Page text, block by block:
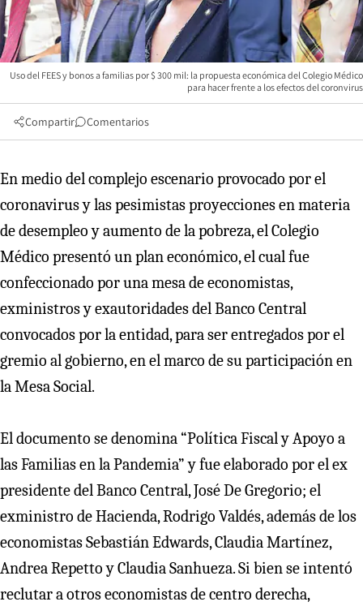
Uso del FEES y bonos a familias por $ 300 mil: la propuesta económica del Colegio Médico
para hacer frente a los efectos del coronvirus
Compartir Comentarios
En medio del complejo escenario provocado por el
coronavirus y las pesimistas proyecciones en materia
de desempleo y aumento de la pobreza, el Colegio
Médico presentó un plan económico, el cual fue
confeccionado por una mesa de economistas,
exministros y exautoridades del Banco Central
convocados por la entidad, para ser entregados por el
gremio al gobierno, en el marco de su participación en
la Mesa Social.
El documento se denomina “Política Fiscal y Apoyo a
las Familias en la Pandemia” y fue elaborado por el ex
presidente del Banco Central, José De Gregorio; el
exministro de Hacienda, Rodrigo Valdés, además de los
economistas Sebastián Edwards, Claudia Martínez,
Andrea Repetto y Claudia Sanhueza. Si bien se intentó
reclutar a otros economistas de centro derecha,